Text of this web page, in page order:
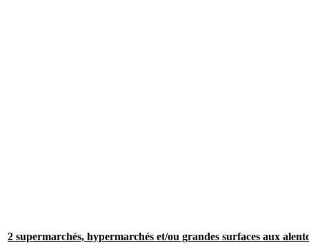
2 supermarchés, hypermarchés et/ou grandes surfaces aux